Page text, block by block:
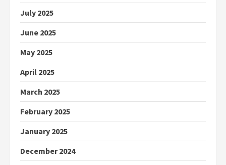
July 2025
June 2025
May 2025
April 2025
March 2025
February 2025
January 2025
December 2024